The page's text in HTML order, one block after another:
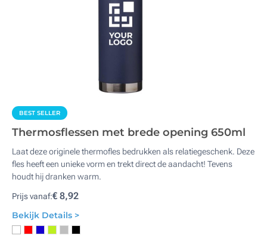
BEST SELLER
Thermosflessen met brede opening 650ml
Laat deze originele thermofles bedrukken als relatiegeschenk. Deze
fles heeft een unieke vorm en trekt direct de aandacht! Tevens
houdt hij dranken warm.
Prijs vanaf:€ 8,92
Bekijk Details >